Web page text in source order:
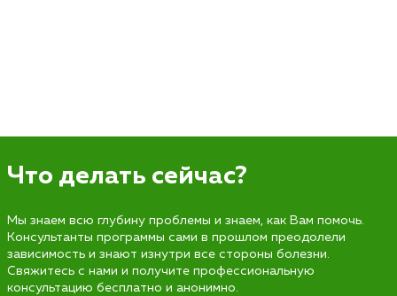
Что делать сейчас?
Мы знаем всю глубину проблемы и знаем, как Вам помочь.
Консультанты программы сами в прошлом преодолели
зависимость и знают изнутри все стороны болезни.
Свяжитесь с нами и получите профессиональную
консультацию бесплатно и анонимно.